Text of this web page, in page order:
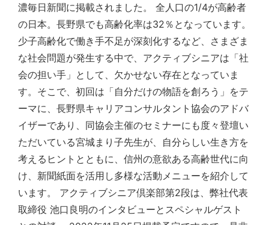
濃毎日新聞に掲載されました。 全人口の1/4が高齢者
の日本。長野県でも高齢化率は32％となっています。
少子高齢化で働き手不足が深刻化するなど、さまざま
な社会問題が発生する中で、アクティブシニアは「社
会の担い手」として、欠かせない存在となっていま
す。そこで、初回は「自分だけの物語を創ろう」をテ
ーマに、長野県キャリアコンサルタント協会のアドバ
イザーであり、同協会主催のセミナーにも度々登壇い
ただいている宮城まり子先生が、自分らしい生き方を
考えるヒントとともに、信州の意欲ある高齢世代に向
け、新聞紙面を活用し多様な活動メニューを紹介して
います。 アクティブシニア倶楽部第2段は、弊社代表
取締役 池口良明のインタビューとスペシャルゲスト